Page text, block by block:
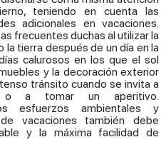
teniendo en cuenta las
adicionales en vacaciones.
frecuentes duchas al utilizar la
la tierra después de un día en la
calurosos en los que el sol
y la decoración exterior
tránsito cuando se invita a
a tomar un aperitivo.
esfuerzos ambientales y
vacaciones también debe
y la máxima facilidad de